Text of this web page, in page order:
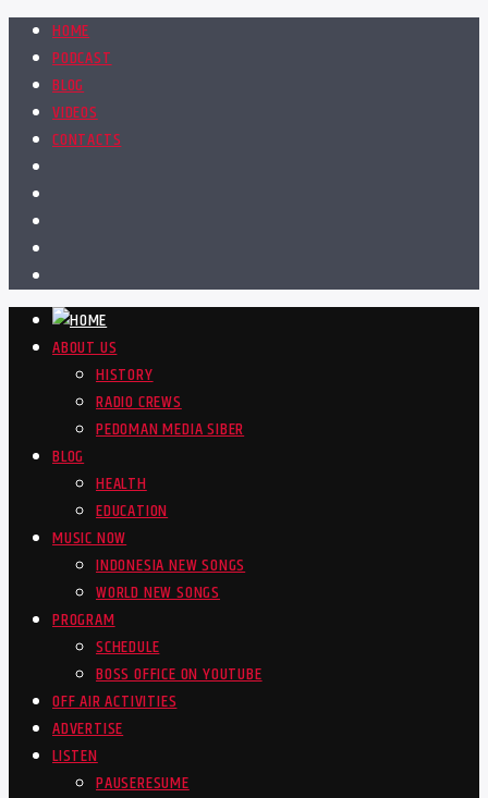
HOME
PODCAST
BLOG
VIDEOS
CONTACTS
ABOUT US
HISTORY
RADIO CREWS
PEDOMAN MEDIA SIBER
BLOG
HEALTH
EDUCATION
MUSIC NOW
INDONESIA NEW SONGS
WORLD NEW SONGS
PROGRAM
SCHEDULE
BOSS OFFICE ON YOUTUBE
OFF AIR ACTIVITIES
ADVERTISE
LISTEN
PAUSERESUME